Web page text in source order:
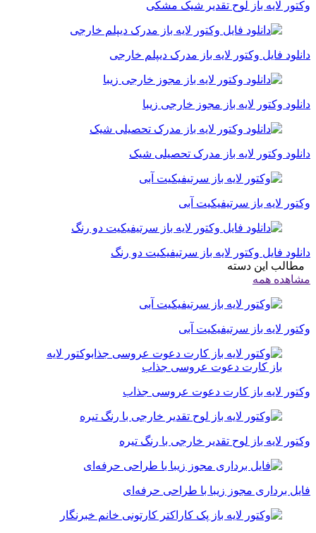
وکتور لایه باز لوح تقدیر شیک مشکی
دانلود فایل وکتور لایه باز مدرک دیپلم خارجی
دانلود وکتور لایه باز مجوز خارجی زیبا
دانلود وکتور لایه باز مدرک تحصیلی شیک
وکتور لایه باز سرتیفیکیت آبی
دانلود فایل وکتور لایه باز سرتیفیکیت دو رنگ
مطالب این دسته
مشاهده همه
وکتور لایه باز سرتیفیکیت آبی
وکتور لایه باز کارت دعوت عروسی جذاب
وکتور لایه باز لوح تقدیر خارجی با رنگ تیره
فایل برداری مجوز زیبا با طراحی حرفه‌ای